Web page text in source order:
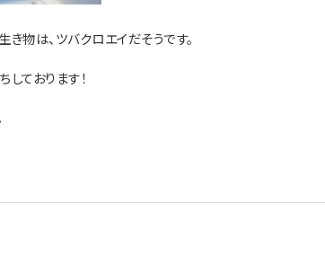
物は、ツバクロエイだそうです。
ております！